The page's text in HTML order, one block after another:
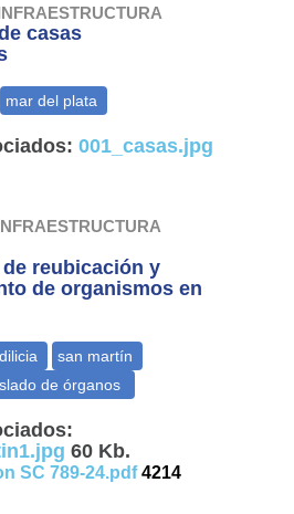
casas
001_casas.jpg
reubicación y
de organismos en
60 Kb.
SC 789-24.pdf4214